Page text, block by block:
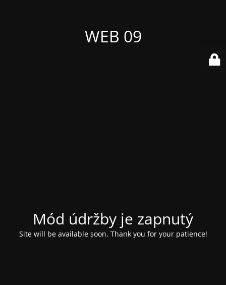
WEB 09
Mód údržby je zapnutý
Site will be available soon. Thank you for your patience!